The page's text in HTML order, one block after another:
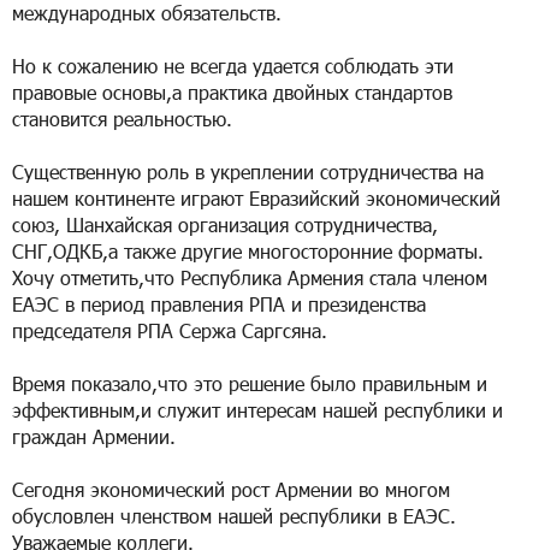
международных обязательств.
Но к сожалению не всегда удается соблюдать эти
правовые основы,а практика двойных стандартов
становится реальностью.
Существенную роль в укреплении сотрудничества на
нашем континенте играют Евразийский экономический
союз, Шанхайская организация сотрудничества,
СНГ,ОДКБ,а также другие многосторонние форматы.
Хочу отметить,что Республика Армения стала членом
ЕАЭС в период правления РПА и президенства
председателя РПА Сержа Саргсяна.
Время показало,что это решение было правильным и
эффективным,и служит интересам нашей республики и
граждан Армении.
Сегодня экономический рост Армении во многом
обусловлен членством нашей республики в ЕАЭС.
Уважаемые коллеги.